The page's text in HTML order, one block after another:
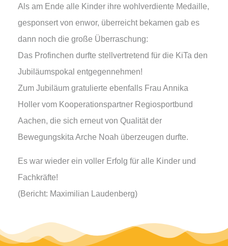
Als am Ende alle Kinder ihre wohlverdiente Medaille,
gesponsert von enwor, überreicht bekamen gab es
dann noch die große Überraschung:
Das Profinchen durfte stellvertretend für die KiTa den
Jubiläumspokal entgegennehmen!
Zum Jubiläum gratulierte ebenfalls Frau Annika
Holler vom Kooperationspartner Regiosportbund
Aachen, die sich erneut von Qualität der
Bewegungskita Arche Noah überzeugen durfte.
Es war wieder ein voller Erfolg für alle Kinder und
Fachkräfte!
(Bericht: Maximilian Laudenberg)